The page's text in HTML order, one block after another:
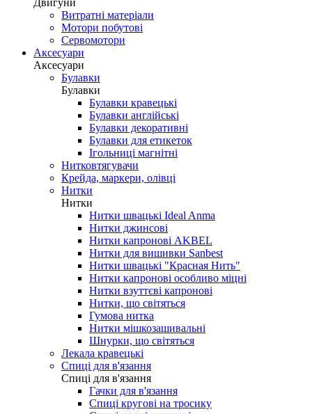
Двигуни
Витратні матеріали
Мотори побутові
Сервомотори
Аксесуари
Аксесуари
Булавки
Булавки
Булавки кравецькі
Булавки англійські
Булавки декоративні
Булавки для етикеток
Ігольниці магнітні
Нитковтягувачи
Крейда, маркери, олівці
Нитки
Нитки
Нитки швацькі Ideal Anma
Нитки джинсові
Нитки капронові AKBEL
Нитки для вишивки Sanbest
Нитки швацькі "Красная Нить"
Нитки капронові особливо міцні
Нитки взуттєві капронові
Нитки, що світяться
Гумова нитка
Нитки мішкозашивальні
Шнурки, що світяться
Лекала кравецькі
Cпиці для в'язання
Cпиці для в'язання
Гачки для в'язання
Спиці кругові на тросику